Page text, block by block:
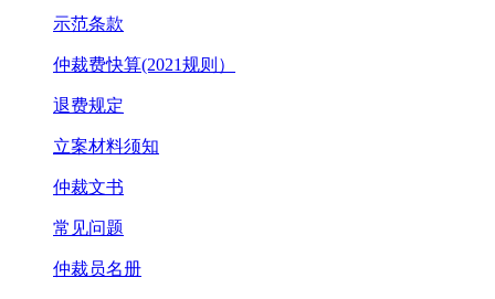
示范条款
仲裁费快算(2021规则）
退费规定
立案材料须知
仲裁文书
常见问题
仲裁员名册